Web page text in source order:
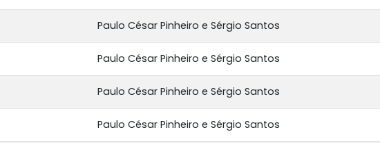
Paulo César Pinheiro e Sérgio Santos
Paulo César Pinheiro e Sérgio Santos
Paulo César Pinheiro e Sérgio Santos
Paulo César Pinheiro e Sérgio Santos